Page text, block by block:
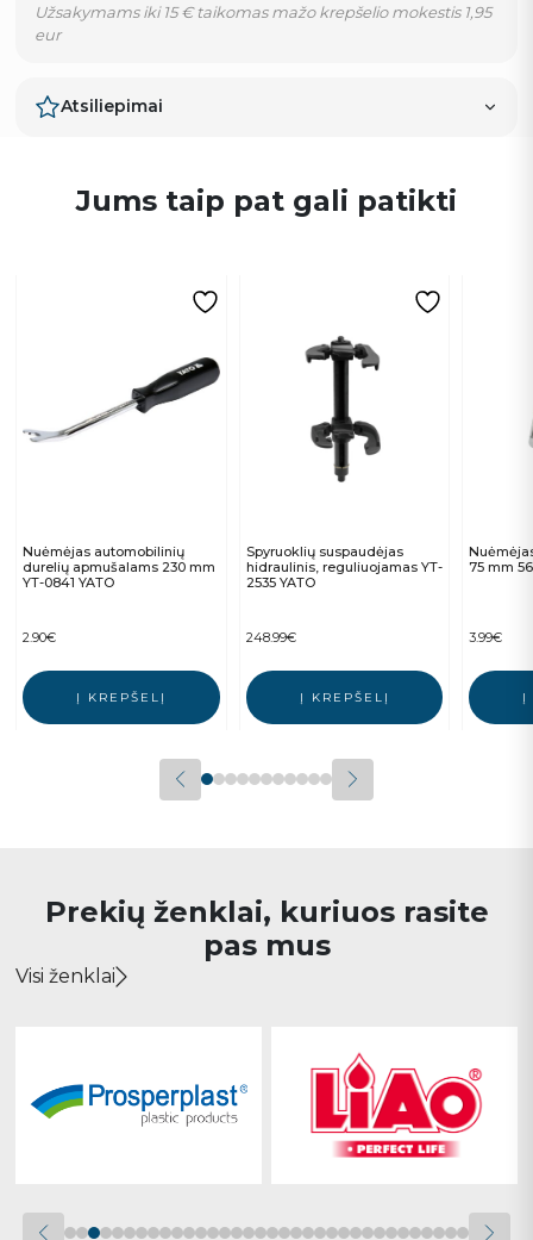
Užsakymams iki 15 € taikomas mažo krepšelio mokestis 1,95
eur
Atsiliepimai
Jums taip pat gali patikti
Nuėmėjas automobilinių
durelių apmušalams 230 mm
YT-0841 YATO
2.90€
Į KREPŠELĮ
Spyruoklių suspaudėjas
hidraulinis, reguliuojamas YT-
2535 YATO
248.99€
Į KREPŠELĮ
75 mm
3.99€
Į
Prekių ženklai, kuriuos rasite
pas mus
Visi ženklai